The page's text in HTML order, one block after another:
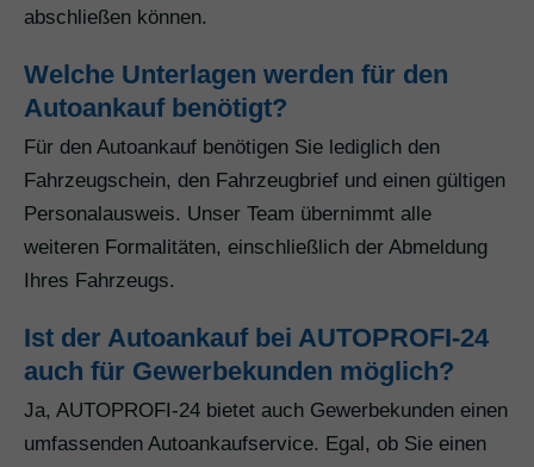
abschließen können.
Welche Unterlagen werden für den
Autoankauf benötigt?
Für den Autoankauf benötigen Sie lediglich den
Fahrzeugschein, den Fahrzeugbrief und einen gültigen
Personalausweis. Unser Team übernimmt alle
weiteren Formalitäten, einschließlich der Abmeldung
Ihres Fahrzeugs.
Ist der Autoankauf bei AUTOPROFI-24
auch für Gewerbekunden möglich?
Ja, AUTOPROFI-24 bietet auch Gewerbekunden einen
umfassenden Autoankaufservice. Egal, ob Sie einen